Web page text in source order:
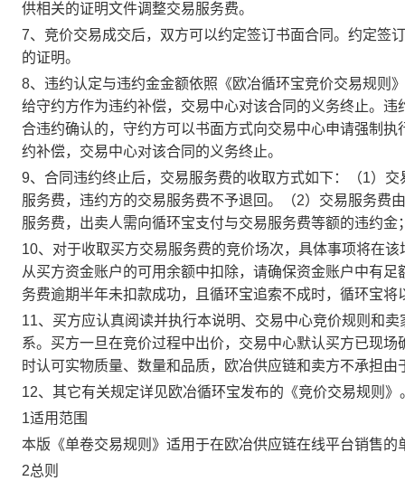
供相关的证明文件调整交易服务费。
7、竞价交易成交后，双方可以约定签订书面合同。约定签
的证明。
8、违约认定与违约金金额依照《欧冶循环宝竞价交易规则
给守约方作为违约补偿，交易中心对该合同的义务终止。
合违约确认的，守约方可以书面方式向交易中心申请强制
约补偿，交易中心对该合同的义务终止。
9、合同违约终止后，交易服务费的收取方式如下：（1）
服务费，违约方的交易服务费不予退回。（2）交易服务费
服务费，出卖人需向循环宝支付与交易服务费等额的违约
10、对于收取买方交易服务费的竞价场次，具体事项将在
从买方资金账户的可用余额中扣除，请确保资金账户中有
务费逾期半年未扣款成功，且循环宝追索不成时，循环宝将
11、买方应认真阅读并执行本说明、交易中心竞价规则和
系。买方一旦在竞价过程中出价，交易中心默认买方已现
时认可实物质量、数量和品质，欧冶供应链和卖方不承担由
12、其它有关规定详见欧冶循环宝发布的《竞价交易规则》
1适用范围
本版《单卷交易规则》适用于在欧冶供应链在线平台销售的
2总则